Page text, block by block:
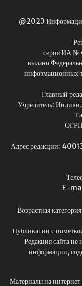
@2020
серия ИА
выдано
информационных
Главный
Учредитель:
Адрес редакции:
E-
Возрастная
Публикации с
Редакция сайта не
информации,
Материалы на